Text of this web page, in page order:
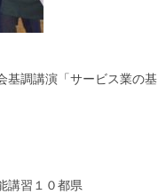
基調講演「サービス業の基
講習１０都県